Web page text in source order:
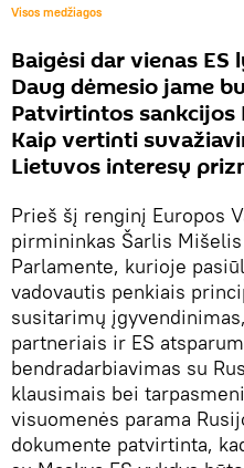
Visos medžiagos
Baigėsi dar vienas
Daug dėmesio jame
Patvirtintos
Kaip vertinti
Lietuvos interesų
Prieš šį renginį Europos
pirmininkas Šarlis
Parlamente, kurioje
vadovautis penkiais
susitarimų
partneriais ir ES
bendradarbiavimas su
klausimais bei
visuomenės parama
dokumente patvirtinta,